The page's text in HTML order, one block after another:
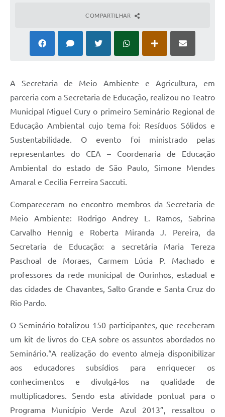
COMPARTILHAR
A Secretaria de Meio Ambiente e Agricultura, em
parceria com a Secretaria de Educação, realizou no Teatro
Municipal Miguel Cury o primeiro Seminário Regional de
Educação Ambiental cujo tema foi: Resíduos Sólidos e
Sustentabilidade. O evento foi ministrado pelas
representantes do CEA – Coordenaria de Educação
Ambiental do estado de São Paulo, Simone Mendes
Amaral e Cecília Ferreira Saccuti.
Compareceram no encontro membros da Secretaria de
Meio Ambiente: Rodrigo Andrey L. Ramos, Sabrina
Carvalho Hennig e Roberta Miranda J. Pereira, da
Secretaria de Educação: a secretária Maria Tereza
Paschoal de Moraes, Carmem Lúcia P. Machado e
professores da rede municipal de Ourinhos, estadual e
das cidades de Chavantes, Salto Grande e Santa Cruz do
Rio Pardo.
O Seminário totalizou 150 participantes, que receberam
um kit de livros do CEA sobre os assuntos abordados no
Seminário.“A realização do evento almeja disponibilizar
aos educadores subsídios para enriquecer os
conhecimentos e divulgá-los na qualidade de
multiplicadores. Sendo esta atividade pontual para o
Programa Município Verde Azul 2013”, ressaltou o